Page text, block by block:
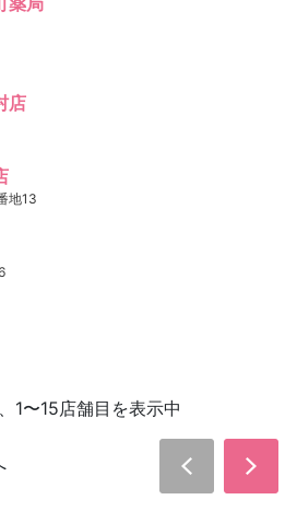
店
地13
1〜15店舗目を表示中